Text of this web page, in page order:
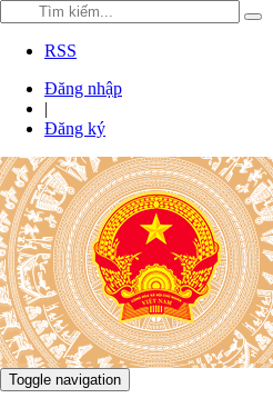
RSS
Đăng nhập
|
Đăng ký
Toggle navigation